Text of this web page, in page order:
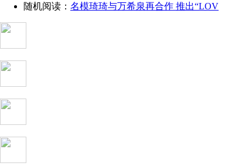
随机阅读： 名模琦琦与万希泉再合作 推出“LOV